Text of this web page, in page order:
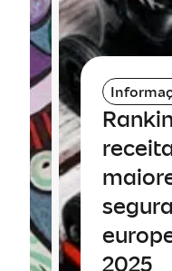
2025